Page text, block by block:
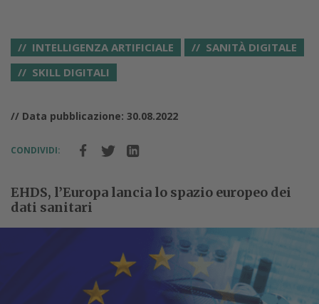
INTELLIGENZA ARTIFICIALE
SANITÀ DIGITALE
SKILL DIGITALI
// Data pubblicazione: 30.08.2022
CONDIVIDI:
EHDS, l’Europa lancia lo spazio europeo dei
dati sanitari